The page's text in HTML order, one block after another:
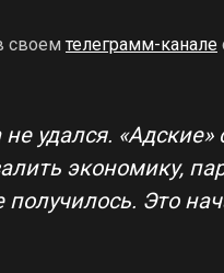
своем телеграмм-канале
удался. «Адские»
экономику,
получилось. Это